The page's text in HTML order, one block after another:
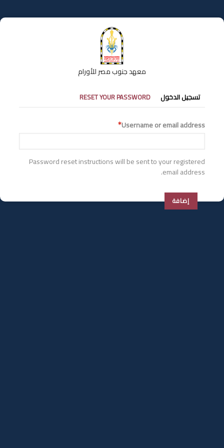
إلى
المحتوى
معهد جنوب مصر للأورام
التبويبات
الأساسية
تسجيل الدخول RESET YOUR PASSWORD
Username or email address
Password reset instructions will be sent to your registered
email address.